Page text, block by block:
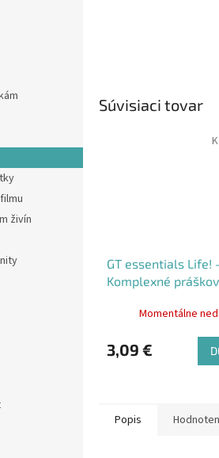
živín
Súvisiaci tovar
GT essentials Life! -
Komplexné
(Vzorka)Momentálne
3,09 €
Popis